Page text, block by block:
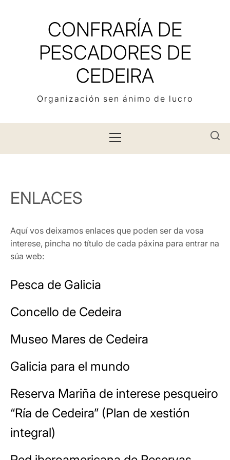
CONFRARÍA DE
PESCADORES DE
CEDEIRA
Organización sen ánimo de lucro
Menu
ENLACES
Aquí vos deixamos enlaces que poden ser da vosa
interese, pincha no título de cada páxina para entrar na
súa web:
Pesca de Galicia
Concello de Cedeira
Museo Mares de Cedeira
Galicia para el mundo
Reserva Mariña de interese pesqueiro
“Ría de Cedeira” (Plan de xestión
integral)